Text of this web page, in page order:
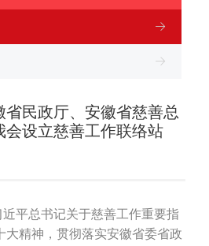
省民政厅、安徽省慈善总
会设立慈善工作联络站
平总书记关于慈善工作重要指
大精神，贯彻落实安徽省委省政